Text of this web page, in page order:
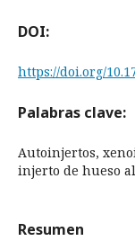
DOI:
https://doi.org/
Palabras clave:
Autoinjertos,
injerto de hueso
Resumen